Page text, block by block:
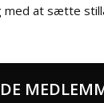
at sætte